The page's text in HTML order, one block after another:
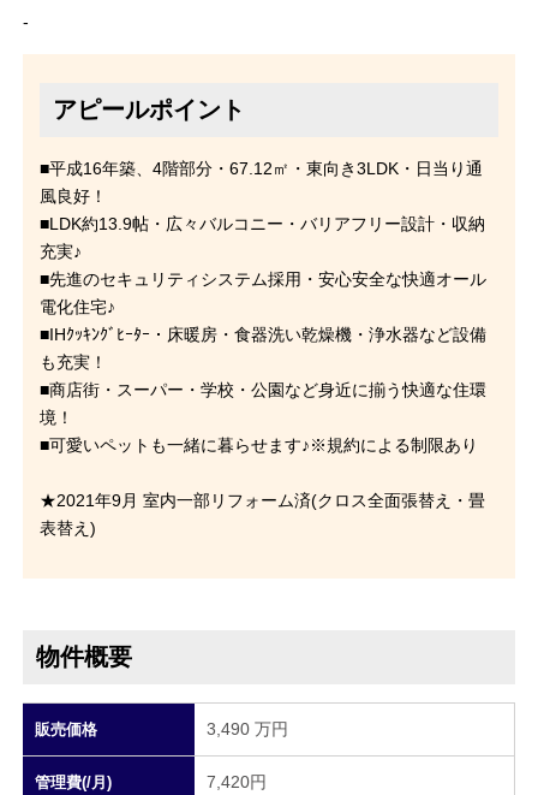
-
アピールポイント
■平成16年築、4階部分・67.12㎡・東向き3LDK・日当り通
風良好！
■LDK約13.9帖・広々バルコニー・バリアフリー設計・収納
充実♪
■先進のセキュリティシステム採用・安心安全な快適オール
電化住宅♪
■IHｸｯｷﾝｸﾞﾋｰﾀｰ・床暖房・食器洗い乾燥機・浄水器など設備
も充実！
■商店街・スーパー・学校・公園など身近に揃う快適な住環
境！
■可愛いペットも一緒に暮らせます♪※規約による制限あり
★2021年9月 室内一部リフォーム済(クロス全面張替え・畳
表替え)
物件概要
販売価格 3,490 万円
管理費(/月) 7,420円